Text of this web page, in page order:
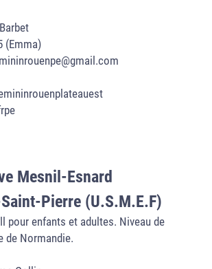
(Emma)
Mesnil-Esnard
Pierre (U.S.M.E.F)
pour enfants et adultes. Niveau de
de Normandie.